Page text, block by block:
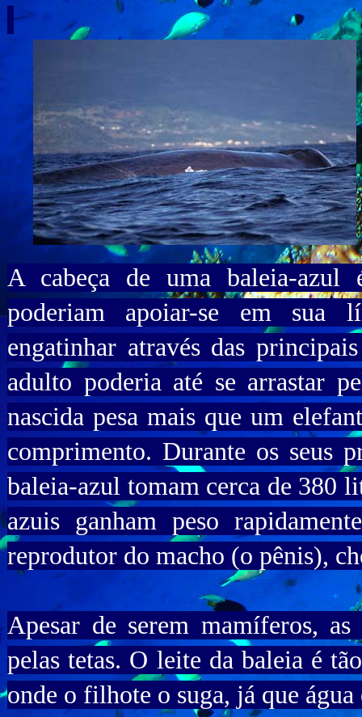
A cabeça de uma baleia-azul
poderiam apoiar-se em sua
engatinhar através das
adulto poderia até se arrastar
nascida pesa mais que um
comprimento. Durante os seus
baleia-azul tomam cerca de 380
azuis ganham peso
reprodutor do macho (o pênis),
Apesar de serem mamíferos,
pelas tetas. O leite da baleia é
onde o filhote o suga, já que